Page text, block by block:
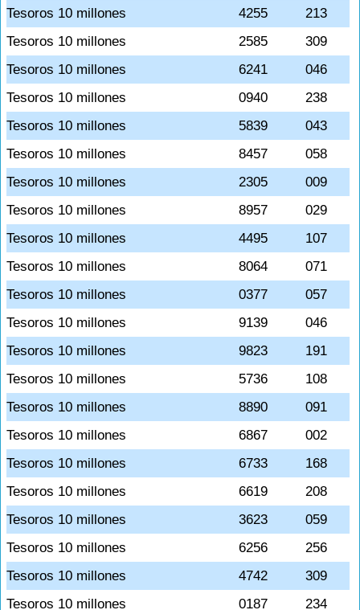
Tesoros 10 millones
4255
213
Tesoros 10 millones
2585
309
Tesoros 10 millones
6241
046
Tesoros 10 millones
0940
238
Tesoros 10 millones
5839
043
Tesoros 10 millones
8457
058
Tesoros 10 millones
2305
009
Tesoros 10 millones
8957
029
Tesoros 10 millones
4495
107
Tesoros 10 millones
8064
071
Tesoros 10 millones
0377
057
Tesoros 10 millones
9139
046
Tesoros 10 millones
9823
191
Tesoros 10 millones
5736
108
Tesoros 10 millones
8890
091
Tesoros 10 millones
6867
002
Tesoros 10 millones
6733
168
Tesoros 10 millones
6619
208
Tesoros 10 millones
3623
059
Tesoros 10 millones
6256
256
Tesoros 10 millones
4742
309
Tesoros 10 millones
0187 234